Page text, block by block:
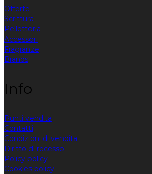
Offerte
Scrittura
Pelletteria
Accessori
Fragranze
Brands
Info
Punti vendita
Contatti
Condizioni di vendita
Diritto di recesso
Policy policy
Cookies policy